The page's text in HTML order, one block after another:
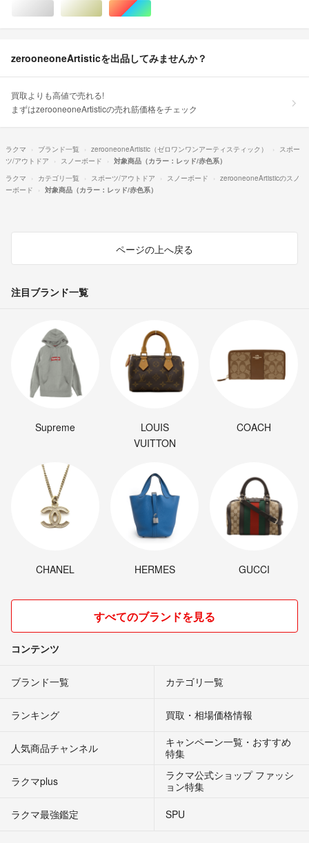
シルバー/銀色系ゴールド/金色系マルチカラー
zerooneoneArtisticを出品してみませんか？
買取よりも高値で売れる!
まずはzerooneoneArtisticの売れ筋価格をチェック
ラクマ ブランド一覧 zerooneoneArtistic（ゼロワンワンアーティスティック）
スポー
ツ/アウトドア
スノーボード
対象商品（カラー：レッド/赤色系）
ラクマ
カテゴリ一覧 スポーツ/アウトドア スノーボード
zerooneoneArtisticのスノ
ーボード
対象商品（カラー：レッド/赤色系）
ページの上へ戻る
注目ブランド一覧
Supreme
LOUIS
VUITTON
COACH
CHANEL HERMES GUCCI
すべてのブランドを見る
コンテンツ
ブランド一覧 カテゴリ一覧
ランキング 買取・相場価格情報
人気商品チャンネル
キャンペーン一覧・おすすめ
特集
ラクマplus
ラクマ公式ショップ ファッシ
ョン特集
ラクマ最強鑑定
SPU